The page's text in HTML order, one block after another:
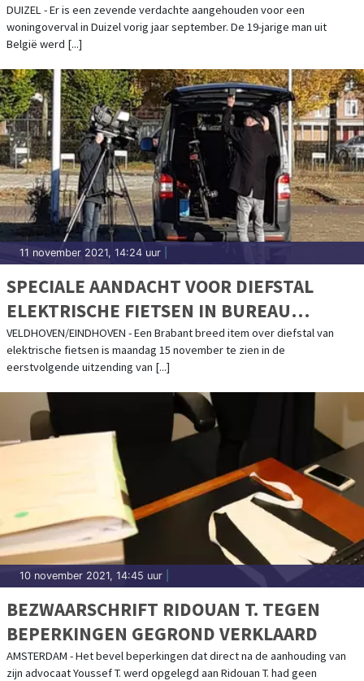
DUIZEL - Er is een zevende verdachte aangehouden voor een
woningoverval in Duizel vorig jaar september. De 19-jarige man uit
België werd [...]
11 november 2021, 14:24 uur
SPECIALE AANDACHT VOOR DIEFSTAL
ELEKTRISCHE FIETSEN IN BUREAU
BRABANT
VELDHOVEN/EINDHOVEN - Een Brabant breed item over diefstal van
elektrische fietsen is maandag 15 november te zien in de
eerstvolgende uitzending van [...]
10 november 2021, 14:45 uur
BEZWAARSCHRIFT RIDOUAN T. TEGEN
BEPERKINGEN GEGROND VERKLAARD
AMSTERDAM - Het bevel beperkingen dat direct na de aanhouding van
zijn advocaat Youssef T. werd opgelegd aan Ridouan T. had geen